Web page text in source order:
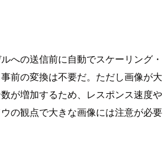
への送信前に自動でスケーリング・
前の変換は不要だ。ただし画像が大
が増加するため、レスポンス速度や
の観点で大きな画像には注意が必要